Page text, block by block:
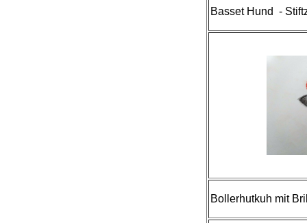
Basset Hund -
Bollerhutkuh mit